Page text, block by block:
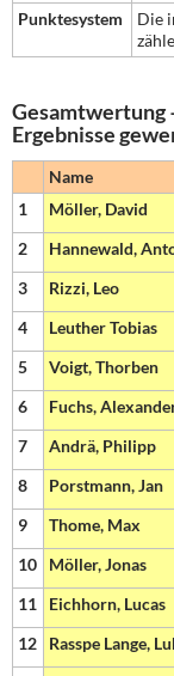
Punktesystem
Die
Gesamtwertung
Ergebnisse
Name
1
Möller, David
2
Hannewald,
3
Rizzi, Leo
4
Leuther Tobias
5
Voigt, Thorben
6
Fuchs,
7
Andrä, Philipp
8
Porstmann, Jan
9
Thome, Max
10
Möller, Jonas
11
Eichhorn, Lucas
12
Rasspe Lange,